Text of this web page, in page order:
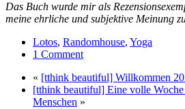
Das Buch wurde mir als
meine ehrliche und subjektive Meinung
Lotos, Randomhouse, Yoga
1 Comment
« [tthink beautiful] Willkommen
[tthink beautiful] Eine volle
Menschen »